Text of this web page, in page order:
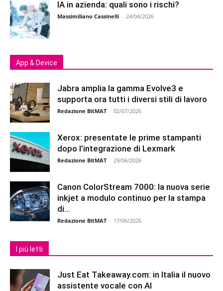
IA in azienda: quali sono i rischi?
Massimiliano Cassinelli - 24/04/2026
App & Device
Jabra amplia la gamma Evolve3 e
supporta ora tutti i diversi stili di lavoro
Redazione BitMAT - 02/07/2026
Xerox: presentate le prime stampanti
dopo l’integrazione di Lexmark
Redazione BitMAT - 29/06/2026
Canon ColorStream 7000: la nuova serie
inkjet a modulo continuo per la stampa
di...
Redazione BitMAT - 17/06/2026
I più letti
Just Eat Takeaway.com: in Italia il nuovo
assistente vocale con AI